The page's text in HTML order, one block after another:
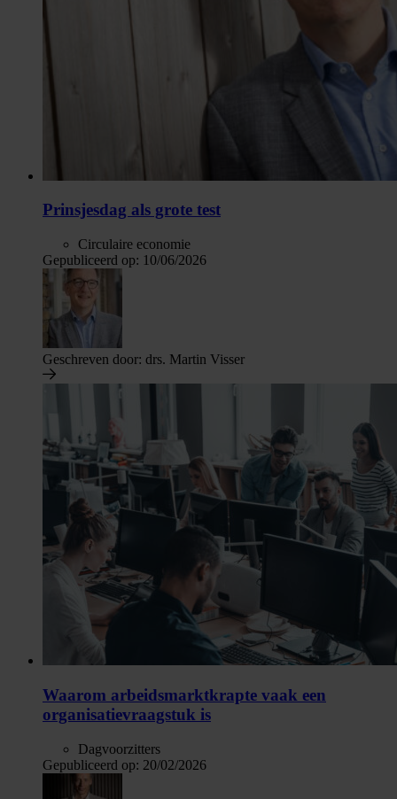
Prinsjesdag als grote test
Circulaire economie
Gepubliceerd op: 10/06/2026
Geschreven door: drs. Martin Visser
Waarom arbeidsmarktkrapte vaak een
organisatievraagstuk is
Dagvoorzitters
Gepubliceerd op: 20/02/2026